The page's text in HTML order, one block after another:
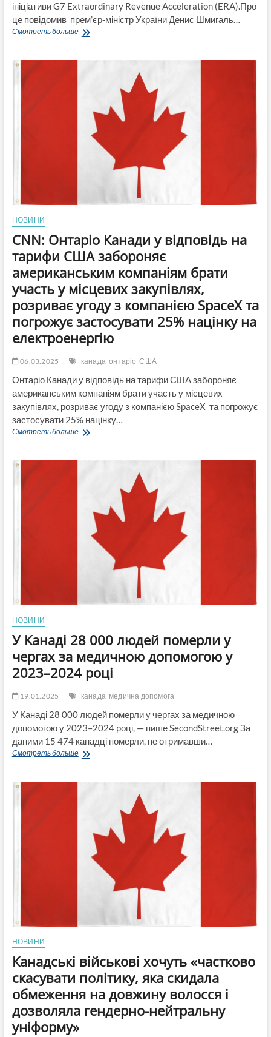
ініціативи G7 Extraordinary Revenue Acceleration (ERA).Про
це повідомив прем’єр-міністр України Денис Шмигаль…
Смотреть большеКанада
заморожених
російських
активів
НОВИНИ
CNN: Онтаріо Канади у відповідь на
тарифи США забороняє
американським компаніям брати
участь у місцевих закупівлях,
розриває угоду з компанією SpaceX та
погрожує застосувати 25% націнку на
електроенергію
06.03.2025 канада онтаріо США
Онтаріо Канади у відповідь на тарифи США забороняє
американським компаніям брати участь у місцевих
закупівлях, розриває угоду з компанією SpaceX та погрожує
застосувати 25% націнку…
Смотреть большеCNN:
забороняє
американським
компаніям
розриває
компанією
та
погрожує
застосувати
25%
на
електроенергію
НОВИНИ
У Канаді 28 000 людей померли у
чергах за медичною допомогою у
2023–2024 році
19.01.2025 канада медична допомога
У Канаді 28 000 людей померли у чергах за медичною
допомогою у 2023–2024 році, — пише SecondStreet.org За
даними 15 474 канадці померли, не отримавши…
Смотреть большеУ
медичною
допомогою
НОВИНИ
Канадські військові хочуть «частково
скасувати політику, яка скидала
обмеження на довжину волосся і
дозволяла гендерно-нейтральну
уніформу»